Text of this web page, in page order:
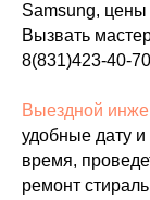
Samsung,
Вызвать
8(831)423-40-70
Выездной
удобные дату
время,
ремонт